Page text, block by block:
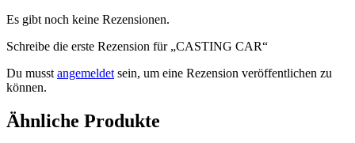
Es gibt noch keine Rezensionen.
Schreibe die erste Rezension für „CASTING CAR“
Du musst angemeldet sein, um eine Rezension veröffentlichen zu
können.
Ähnliche Produkte